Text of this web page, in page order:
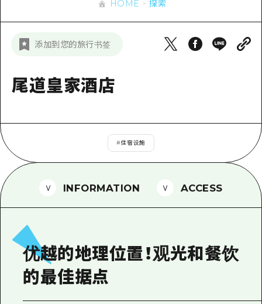
夜晚生活
标准
治愈
宫岛周边
短途旅行
一日游
1晚2天
2晚3天
东山口
超值的游览门票
广岛免费无线上网
常见问题解答
照片下载
新闻
HOME 探索
添加到您的旅行书签
尾道皇家酒店
#住宿设施
INFORMATION ACCESS
优越的地理位置！观光和餐饮
的最佳据点